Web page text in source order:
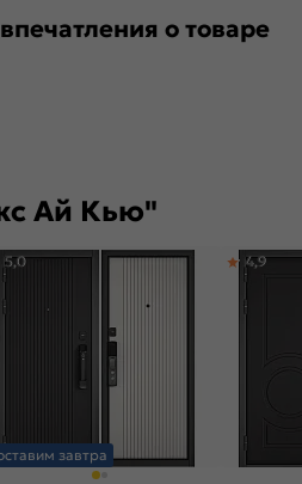
о товаре
Ай Кью"
завтра
5,0 4,9